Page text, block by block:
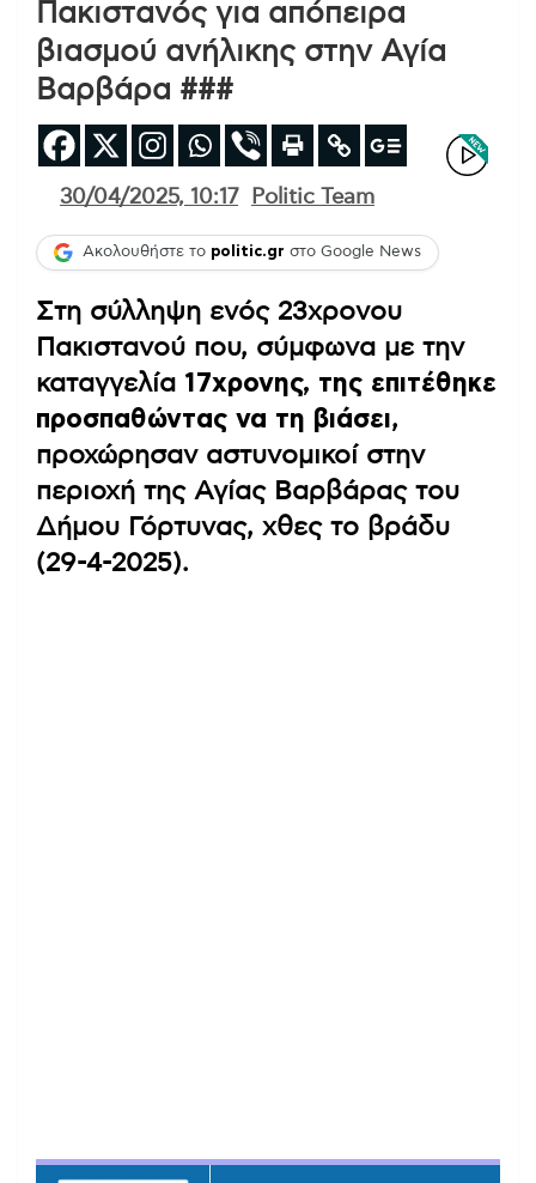
Πακιστανός για απόπειρα
βιασμού ανήλικης στην Αγία
Βαρβάρα ###
30/04/2025, 10:17 Politic Team
Ακολουθήστε το politic.gr στο Google News
Στη σύλληψη ενός 23χρονου
Πακιστανού που, σύμφωνα με την
καταγγελία 17χρονης, της επιτέθηκε
προσπαθώντας να τη βιάσει,
προχώρησαν αστυνομικοί στην
περιοχή της Αγίας Βαρβάρας του
Δήμου Γόρτυνας, χθες το βράδυ
(29-4-2025).